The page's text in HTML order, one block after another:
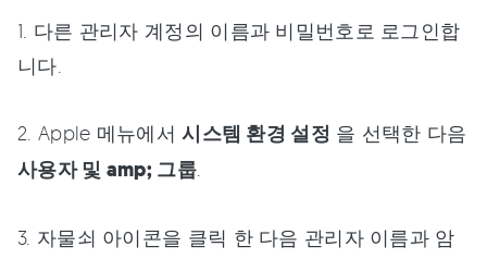
1. 다른 관리자 계정의 이름과 비밀번호로 로그인합
니다.
2. Apple 메뉴에서시스템 환경 설정 을 선택한 다음
사용자 및 amp; 그룹.
3. 자물쇠 아이콘을 클릭 한 다음 관리자 이름과 암